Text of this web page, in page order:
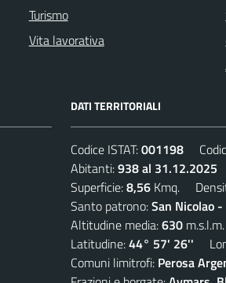
Turismo
Vita lavorativa
DATI TERRITORIALI
Codice ISTAT:001198
Abitanti:938 al 31.12.2025
Superficie:8,56 Kmq.
Santo patrono:San Nicolao
Altitudine media:630 m.s.l.m.
Latitudine:44° 57' 26''
Comuni limitrofi: Perosa